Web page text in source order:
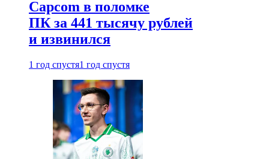
Capcom в поломке
ПК за 441 тысячу рублей
и извинился
1 год спустя1 год спустя